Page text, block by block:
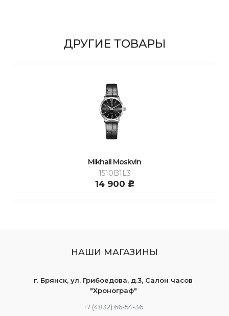
ДРУГИЕ ТОВАРЫ
Mikhail Moskvin
1510B1L3
14 900 c
НАШИ МАГАЗИНЫ
г. Брянск, ул. Грибоедова, д.3, Салон часов
"Хронограф"
+7 (4832) 66-54-36